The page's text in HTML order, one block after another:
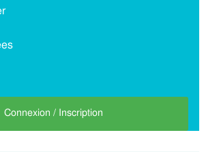
Connexion / Inscription